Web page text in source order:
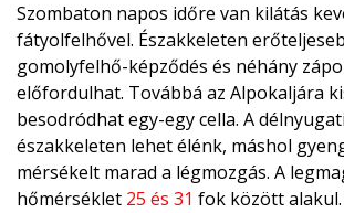
Szombaton napos időre van kilátás
fátyolfelhővel. Északkeleten
gomolyfelhő-képződés és néhány
előfordulhat. Továbbá az Alpokaljára
besodródhat egy-egy cella. A
északkeleten lehet élénk, máshol
mérsékelt marad a légmozgás. A
hőmérséklet 25 és 31 fok között alakul.